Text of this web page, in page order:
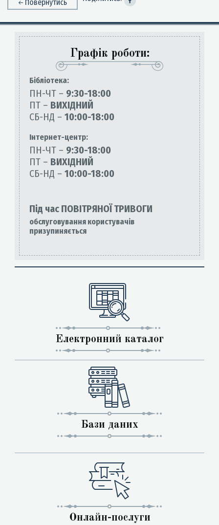
Повернутись
Графік роботи:
Бiблiотека:
ПН-ЧТ – 9:30-18:00
ПТ – ВИХІДНИЙ
СБ-НД – 10:00-18:00
Інтернет-центр:
ПН-ЧТ – 9:30-18:00
ПТ – ВИХІДНИЙ
СБ-НД – 10:00-18:00
Під час ПОВІТРЯНОЇ ТРИВОГИ
обслуговування користувачів
призупиняється
Електронний каталог
Бази даних
Онлайн-послуги